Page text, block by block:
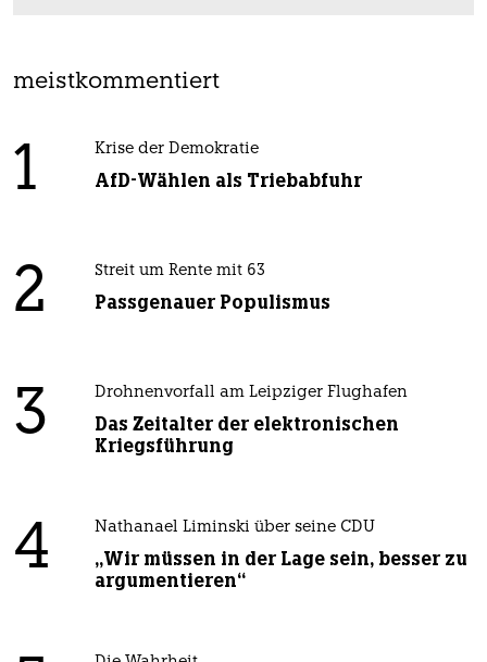
meistkommentiert
1 Krise der Demokratie
AfD-Wählen als Triebabfuhr
2 Streit um Rente mit 63
Passgenauer Populismus
3 Drohnenvorfall am Leipziger Flughafen
Das Zeitalter der elektronischen
Kriegsführung
4 Nathanael Liminski über seine CDU
„Wir müssen in der Lage sein, besser zu
argumentieren“